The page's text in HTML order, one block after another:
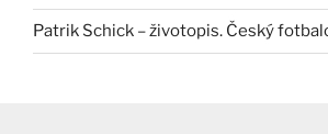
Patrik Schick – životopis. Český